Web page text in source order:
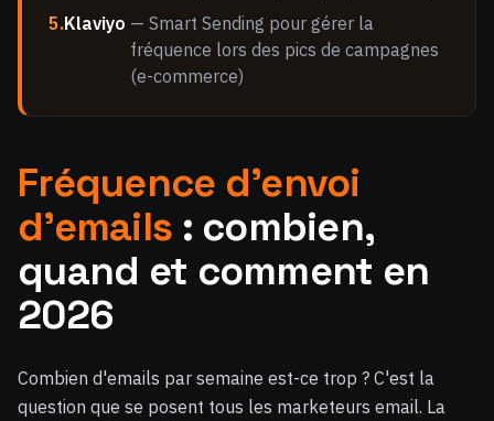
5.Klaviyo — Smart Sending pour gérer la
fréquence lors des pics de campagnes
(e-commerce)
Fréquence d'envoi
d'emails : combien,
quand et comment en
2026
Combien d'emails par semaine est-ce trop ? C'est la
question que se posent tous les marketeurs email. La